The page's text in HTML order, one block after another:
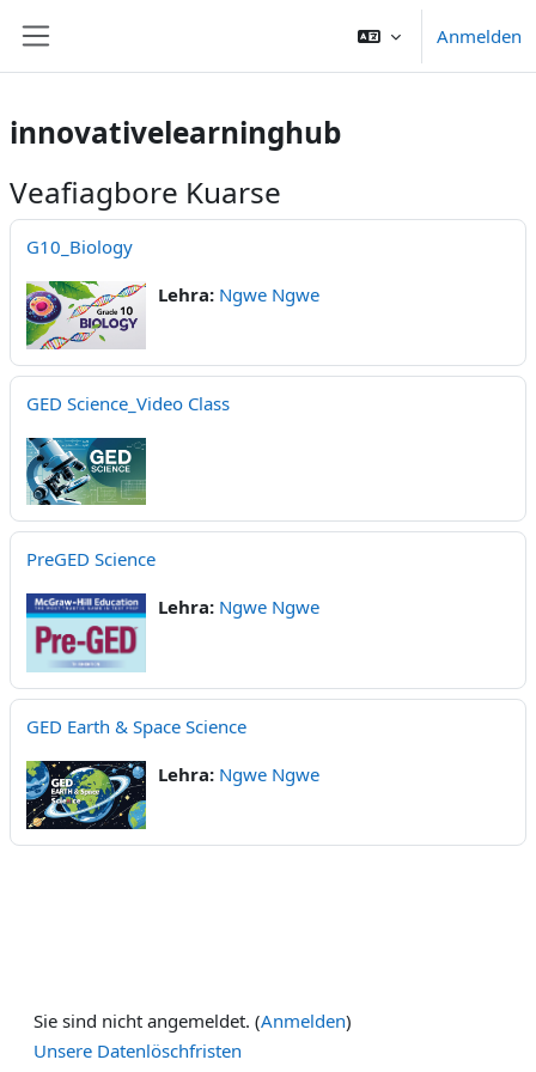
Anmelden
innovativelearninghub
Veafiagbore Kuarse
G10_Biology
Lehra: Ngwe Ngwe
GED Science_Video Class
PreGED Science
Lehra: Ngwe Ngwe
GED Earth & Space Science
Lehra: Ngwe Ngwe
Sie sind nicht angemeldet. (Anmelden)
Unsere Datenlöschfristen